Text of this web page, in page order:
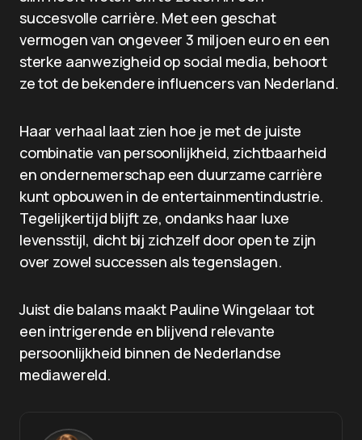
succesvolle carrière. Met een geschat
vermogen van ongeveer 3 miljoen euro en een
sterke aanwezigheid op social media, behoort
ze tot de bekendere influencers van Nederland.
Haar verhaal laat zien hoe je met de juiste
combinatie van persoonlijkheid, zichtbaarheid
en ondernemerschap een duurzame carrière
kunt opbouwen in de entertainmentindustrie.
Tegelijkertijd blijft ze, ondanks haar luxe
levensstijl, dicht bij zichzelf door open te zijn
over zowel successen als tegenslagen.
Juist die balans maakt Pauline Wingelaar tot
een intrigerende en blijvend relevante
persoonlijkheid binnen de Nederlandse
mediawereld.